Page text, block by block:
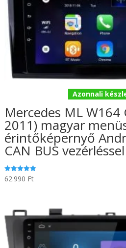
Azonnali
Mercedes ML W164
2011) magyar
érintőképernyő
CAN BUS vezérléssel
Értékelés:
5.00
62.990 Ft